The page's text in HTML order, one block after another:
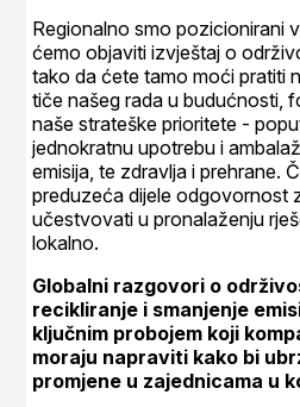
Regionalno smo pozicionirani
ćemo objaviti izvještaj o
tako da ćete tamo moći pratiti
tiče našeg rada u budućnosti,
naše strateške prioritete -
jednokratnu upotrebu i
emisija, te zdravlja i prehrane.
preduzeća dijele odgovornost
učestvovati u pronalaženju
lokalno.
Globalni razgovori o
recikliranje i smanjenje
ključnim probojem koji
moraju napraviti kako bi
promjene u zajednicama u